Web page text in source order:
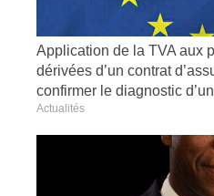
Application de la TVA aux
dérivées d’un contrat
confirmer le diagnostic
Actualités